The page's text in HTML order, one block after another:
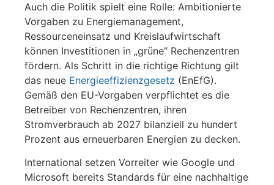
Auch die Politik spielt eine Rolle: Ambitionierte
Vorgaben zu Energiemanagement,
Ressourceneinsatz und Kreislaufwirtschaft
können Investitionen in „grüne“ Rechenzentren
fördern. Als Schritt in die richtige Richtung gilt
das neue Energieeffizienzgesetz (EnEfG).
Gemäß den EU-Vorgaben verpflichtet es die
Betreiber von Rechenzentren, ihren
Stromverbrauch ab 2027 bilanziell zu hundert
Prozent aus erneuerbaren Energien zu decken.
International setzen Vorreiter wie Google und
Microsoft bereits Standards für eine nachhaltige